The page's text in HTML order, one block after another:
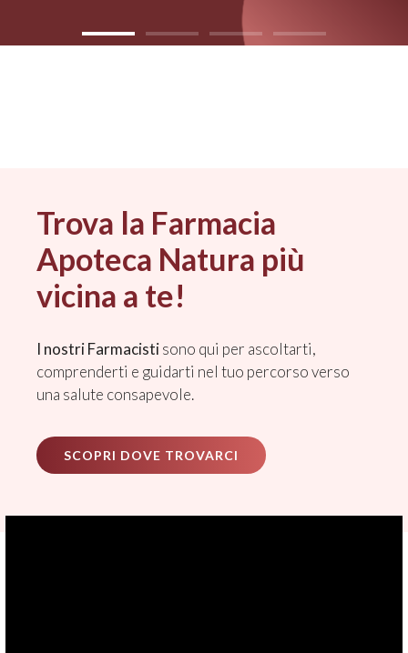
Trova la Farmacia
Apoteca Natura più
vicina a te!
I nostri Farmacistisono qui per ascoltarti,
comprenderti e guidarti nel tuo percorso verso
una salute consapevole.
SCOPRI DOVE TROVARCI